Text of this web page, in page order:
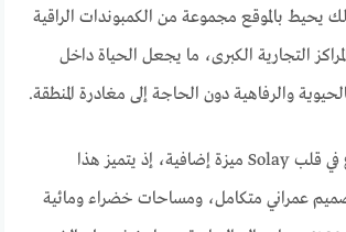
يحيط بالموقع مجموعة من الكمبوندات الراقية
التجارية الكبرى، ما يجعل الحياة داخل
ويُعد وجود المشروع في قلب Solay ميزة إضافية، إذ يتميز هذا
عمراني متكامل، ومساحات خضراء ومائية